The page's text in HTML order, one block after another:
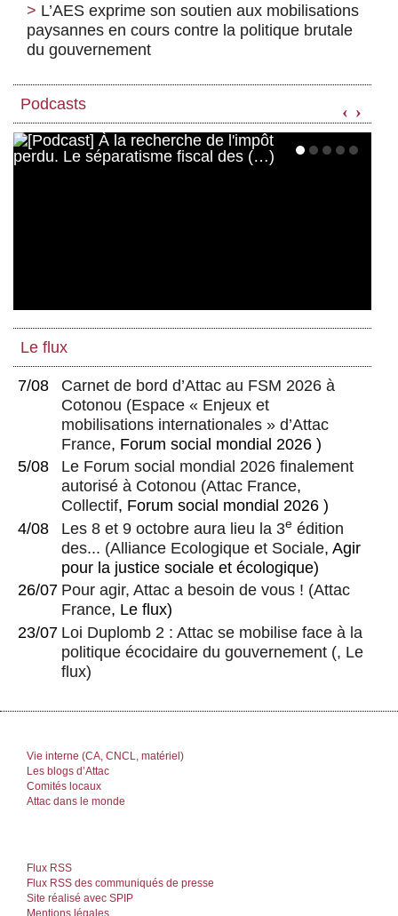
L’AES exprime son soutien aux mobilisations
paysannes en cours contre la politique brutale
du gouvernement
Podcasts ‹ ›
Le flux
7/08
Carnet de bord d’Attac au FSM 2026 à
Cotonou (Espace « Enjeux et
mobilisations internationales » d’Attac
France, Forum social mondial 2026 )
5/08
Le Forum social mondial 2026 finalement
autorisé à Cotonou (Attac France,
Collectif, Forum social mondial 2026 )
4/08
Les 8 et 9 octobre aura lieu la 3e édition
des... (Alliance Ecologique et Sociale, Agir
pour la justice sociale et écologique)
26/07 Pour agir, Attac a besoin de vous ! (Attac
France, Le flux)
23/07 Loi Duplomb 2 : Attac se mobilise face à la
politique écocidaire du gouvernement (, Le
flux)
Vie interne (CA, CNCL, matériel)
Les blogs d’Attac
Comités locaux
Attac dans le monde
Flux RSS
Flux RSS des communiqués de presse
Site réalisé avec SPIP
Mentions légales